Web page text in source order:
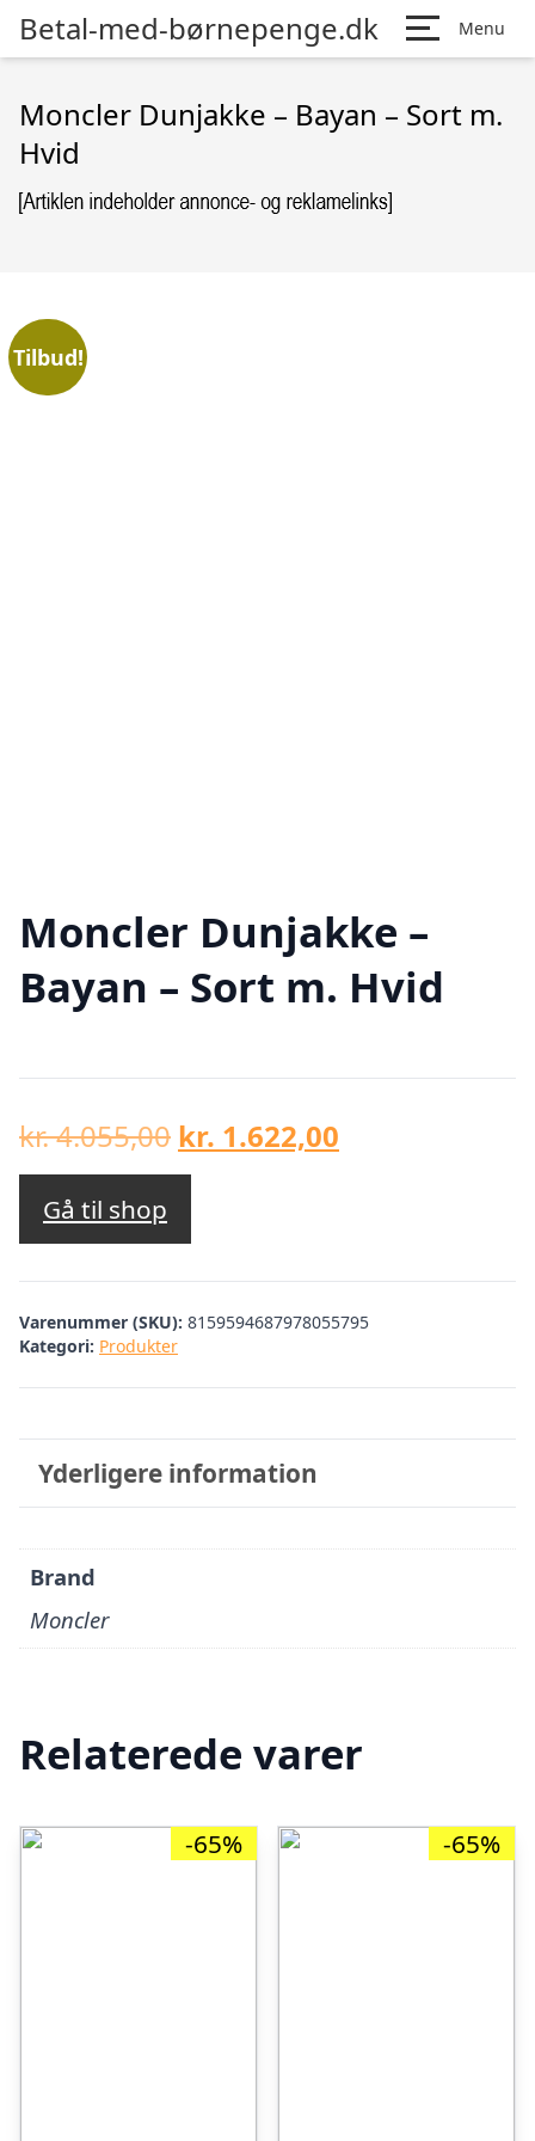
Betal-med-børnepenge.dk Menu
Moncler Dunjakke – Bayan – Sort m.
Hvid
Tilbud!
Moncler Dunjakke –
Bayan – Sort m. Hvid
kr.4.055,00 Den
oprindelige
var:
kr. 4.055,00.
kr. 1.622,00
kr. 1.622,00.
Gå til shop
Varenummer (SKU): 8159594687978055795
Kategori: Produkter
Yderligere information
Brand
Moncler
Relaterede varer
-65% -65%